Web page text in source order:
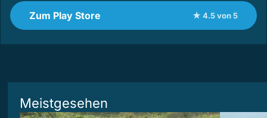
Zum Play Store ★ 4.5 von 5
Meistgesehen